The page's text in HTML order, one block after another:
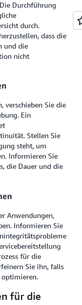
Durchführung
durch.
dass die
und die
nicht
verschieben Sie die
Ein
Stellen Sie
steht, um
Informieren Sie
die Dauer und die
Anwendungen,
Informieren Sie
für die
Sie ihn, falls
für die